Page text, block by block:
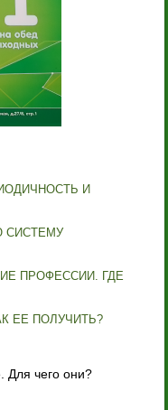
И
СИСТЕМУ
ПРОФЕССИИ. ГДЕ
ЕЕ ПОЛУЧИТЬ?
Для чего они?